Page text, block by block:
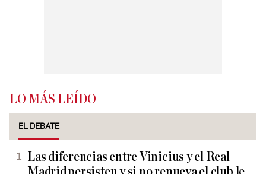
LO MÁS LEÍDO
EL DEBATE
Las diferencias entre Vinicius y el Real